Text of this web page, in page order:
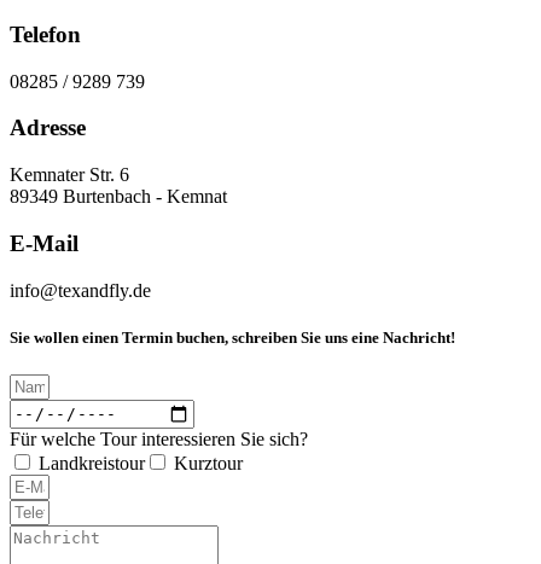
Telefon
08285 / 9289 739
Adresse
Kemnater Str. 6
89349 Burtenbach - Kemnat
E-Mail
info@texandfly.de
Sie wollen einen Termin buchen, schreiben Sie uns eine Nachricht!
Für welche Tour interessieren Sie sich?
Landkreistour
Kurztour